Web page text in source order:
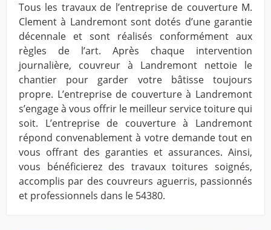
Tous les travaux de l’entreprise de couverture M.
Clement à Landremont sont dotés d’une garantie
décennale et sont réalisés conformément aux
règles de l’art. Après chaque intervention
journalière, couvreur à Landremont nettoie le
chantier pour garder votre bâtisse toujours
propre. L’entreprise de couverture à Landremont
s’engage à vous offrir le meilleur service toiture qui
soit. L’entreprise de couverture à Landremont
répond convenablement à votre demande tout en
vous offrant des garanties et assurances. Ainsi,
vous bénéficierez des travaux toitures soignés,
accomplis par des couvreurs aguerris, passionnés
et professionnels dans le 54380.